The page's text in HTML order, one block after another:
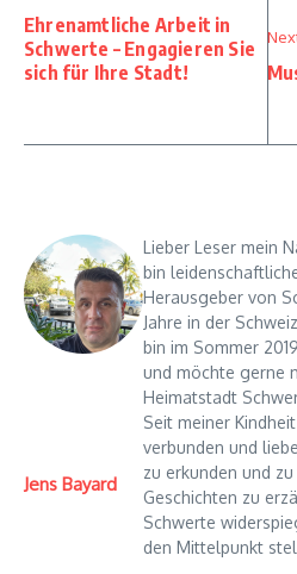
Ehrenamtliche Arbeit in
Schwerte – Engagieren Sie
sich für Ihre Stadt!
Jens Bayard
Lieber Leser mein
bin
Herausgeber von
Jahre in der
bin im Sommer
und möchte gerne
Heimatstadt
Seit meiner
verbunden und
zu erkunden und
Geschichten zu
Schwerte
den Mittelpunkt